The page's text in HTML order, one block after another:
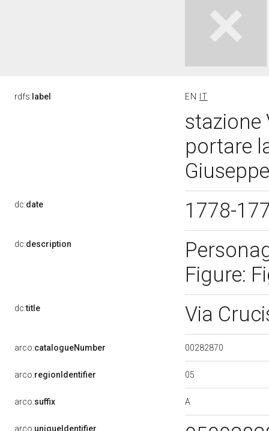
rdfs: label EN IT
stazione
portare
dc:date 1778-
dc:description
Figure:
dc:title Via
arco:catalogueNumber 00282870
arco:regionIdentifier 05
arco:suffix A
arco:uniqueIdentifier